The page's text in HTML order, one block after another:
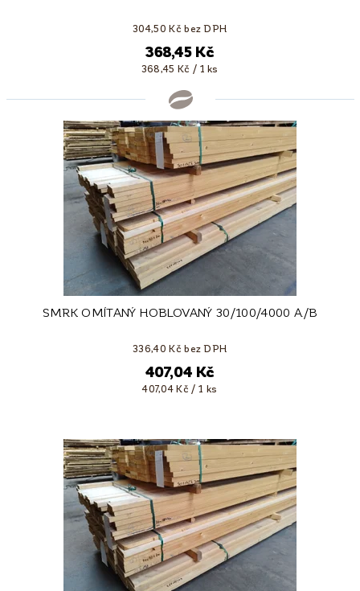
304,50 Kč bez DPH
368,45 Kč
368,45 Kč / 1 ks
SMRK OMÍTANÝ HOBLOVANÝ 30/100/4000 A/B
336,40 Kč bez DPH
407,04 Kč
407,04 Kč / 1 ks